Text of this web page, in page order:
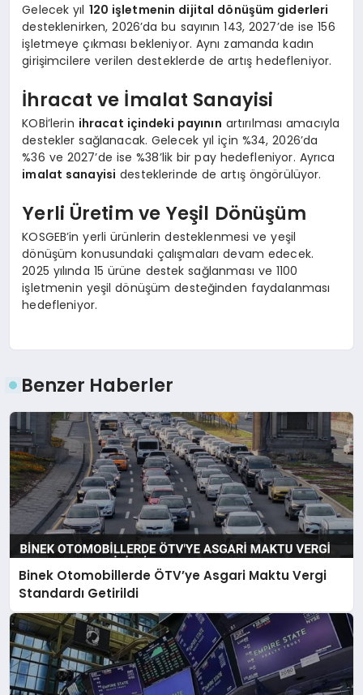
Gelecek yıl 120 işletmenin dijital dönüşüm giderleri
desteklenirken, 2026’da bu sayının 143, 2027’de ise 156
işletmeye çıkması bekleniyor. Aynı zamanda kadın
girişimcilere verilen desteklerde de artış hedefleniyor.
İhracat ve İmalat Sanayisi
KOBİ’lerin ihracat içindeki payının artırılması amacıyla
destekler sağlanacak. Gelecek yıl için %34, 2026’da
%36 ve 2027’de ise %38’lik bir pay hedefleniyor. Ayrıca
imalat sanayisi desteklerinde de artış öngörülüyor.
Yerli Üretim ve Yeşil Dönüşüm
KOSGEB’in yerli ürünlerin desteklenmesi ve yeşil
dönüşüm konusundaki çalışmaları devam edecek.
2025 yılında 15 ürüne destek sağlanması ve 1100
işletmenin yeşil dönüşüm desteğinden faydalanması
hedefleniyor.
Benzer Haberler
Binek Otomobillerde ÖTV’ye Asgari Maktu Vergi
Standardı Getirildi